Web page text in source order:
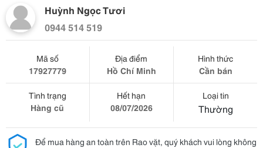
Huỳnh Ngọc Tươi
0944 514 519
Mã số
17927779
Địa điểm
Hồ Chí Minh
Hình thức
Cần bán
Tình trạng
Hàng cũ
Hết hạn
08/07/2026
Loại tin
Thường
Để mua hàng an toàn trên Rao vặt, quý khách vui lòng không